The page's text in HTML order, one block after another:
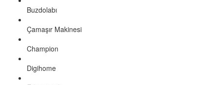
Buzdolabı
Çamaşır Makinesi
Champion
Digihome